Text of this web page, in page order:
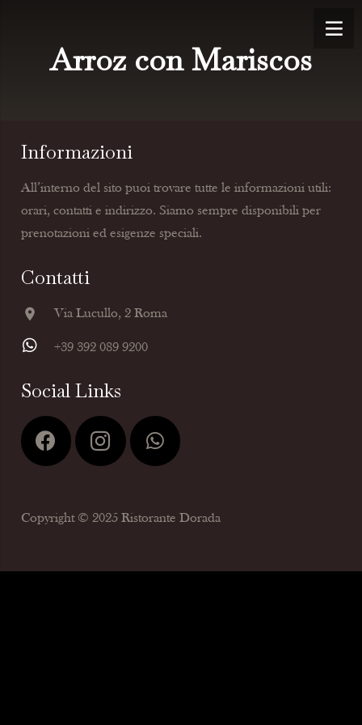
Arroz con Mariscos
Informazioni
All’interno del sito puoi trovare tutte le informazioni utili:
orari, contatti e indirizzo. Siamo sempre disponibili per
prenotazioni ed esigenze speciali.
Contatti
location_on Via Lucullo, 2 Roma
+39 392 089 9200
Social Links
Copyright © 2025 Ristorante Dorada